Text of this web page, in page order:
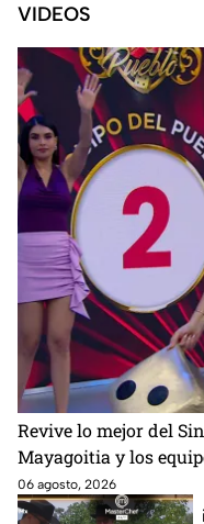
VIDEOS
Revive lo mejor del
Mayagoitia y los
06 agosto, 2026